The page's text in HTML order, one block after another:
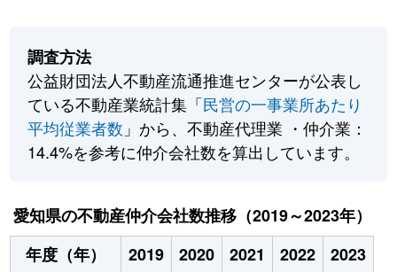
調査方法
公益財団法人不動産流通推進センターが公表し
ている不動産業統計集「民営の一事業所あたり
平均従業者数 」から、不動産代理業 ・仲介業：
14.4%を参考に仲介会社数を算出しています。
愛知県の不動産仲介会社数推移（2019～2023年）
年度（年）
2019 2020 2021 2022
2023